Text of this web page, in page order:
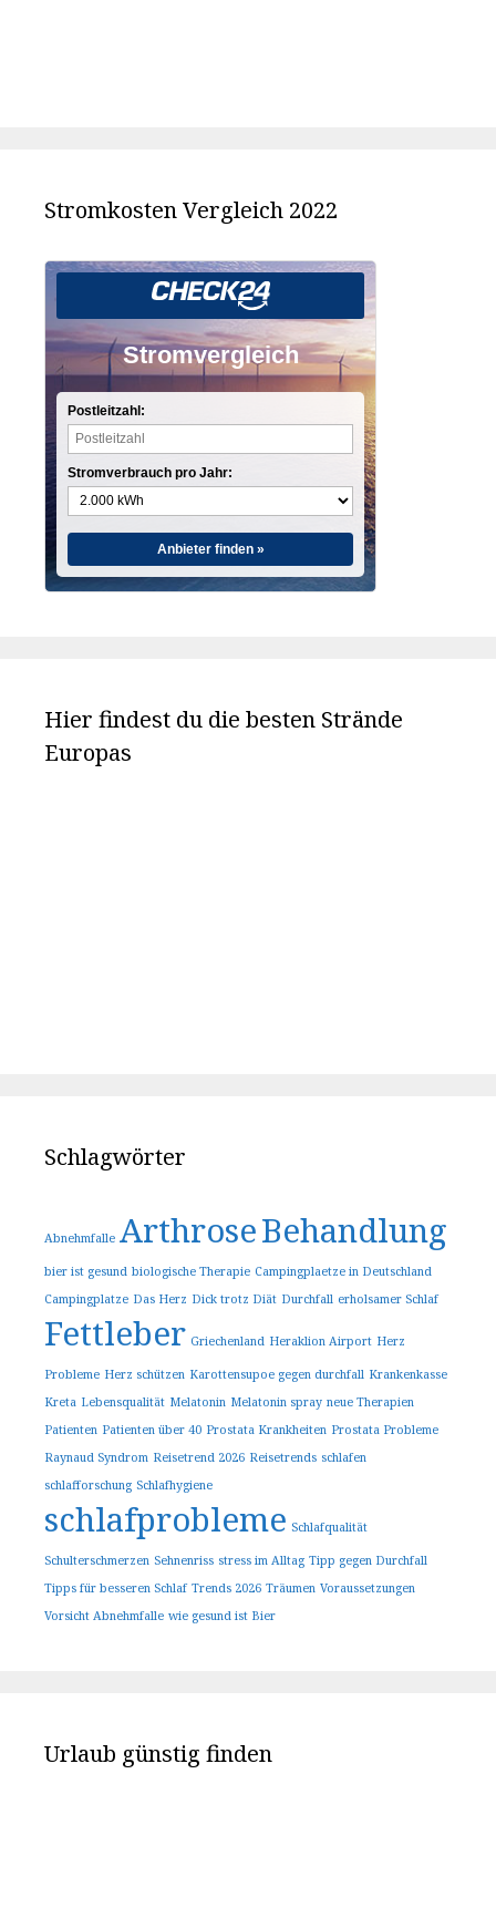
Stromkosten Vergleich 2022
Stromvergleich
Postleitzahl:
Stromverbrauch pro Jahr:
Anbieter finden »
Hier findest du die besten Strände
Europas
Schlagwörter
Abnehmfalle ArthroseBehandlung
bier ist gesund biologische Therapie Campingplaetze in Deutschland
Campingplatze Das Herz Dick trotz Diät Durchfall erholsamer Schlaf
Fettleber Griechenland Heraklion Airport Herz
Probleme Herz schützen Karottensupoe gegen durchfall Krankenkasse
Kreta Lebensqualität Melatonin Melatonin spray neue Therapien
Patienten Patienten über 40 Prostata Krankheiten Prostata Probleme
Raynaud Syndrom Reisetrend 2026 Reisetrends schlafen
schlafforschung Schlafhygiene
schlafprobleme Schlafqualität
Schulterschmerzen Sehnenriss stress im Alltag Tipp gegen Durchfall
Tipps für besseren Schlaf Trends 2026 Träumen Voraussetzungen
Vorsicht Abnehmfalle wie gesund ist Bier
Urlaub günstig finden